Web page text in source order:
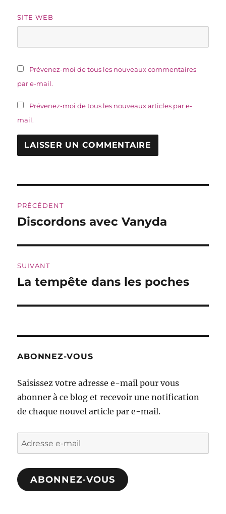
SITE WEB
Prévenez-moi de tous les nouveaux commentaires
par e-mail.
Prévenez-moi de tous les nouveaux articles par e-
mail.
de
PRÉCÉDENT
Publication
Discordons avec Vanyda
SUIVANT
Publication
La tempête dans les poches
ABONNEZ-VOUS
Saisissez votre adresse e-mail pour vous
abonner à ce blog et recevoir une notification
de chaque nouvel article par e-mail.
Adresse
e-
mail
ABONNEZ-VOUS